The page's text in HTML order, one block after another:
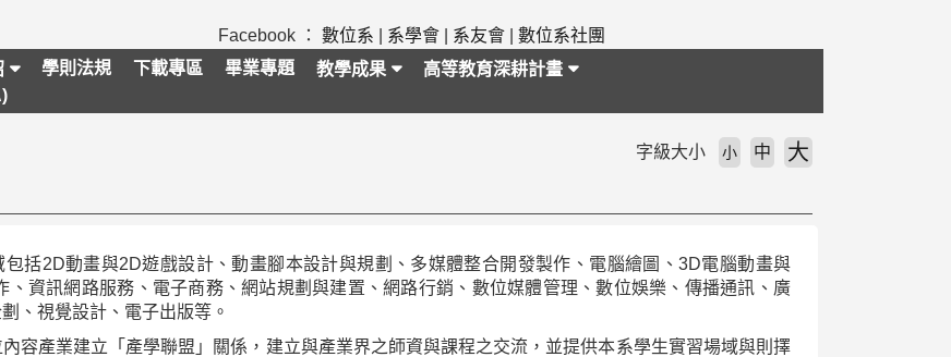
Facebook ： 數位系 系學會 系友會
數位系社團
學則法規 下載專區 畢業專題 教學成果
高等教育深耕計畫
字級大小 小 中 大
2D動畫與2D遊戲設計、動畫腳本設計與規劃、多媒體整合開發製作、電腦繪圖、3D電腦動畫與
、資訊網路服務、電子商務、網站規劃與建置、網路行銷、數位媒體管理、數位娛樂、傳播通訊、廣
、視覺設計、電子出版等。
產業建立「產學聯盟」關係，建立與產業界之師資與課程之交流，並提供本系學生實習場域與則擇